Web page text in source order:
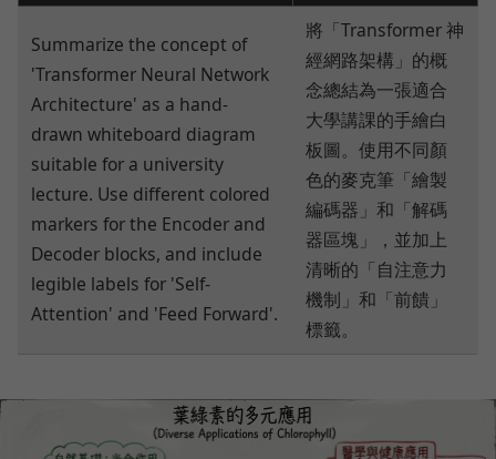
Summarize the concept of
'Transformer Neural Network
Architecture' as a hand-
drawn whiteboard diagram
suitable for a university
lecture. Use different colored
markers for the Encoder and
Decoder blocks, and include
legible labels for 'Self-
Attention' and 'Feed Forward'.
將「Transformer 神
經網路架構」的概
念總結為一張適合
大學講課的手繪白
板圖。使用不同顏
色的麥克筆「繪製
編碼器」和「解碼
器區塊」，並加上
清晰的「自注意力
機制」和「前饋」
標籤。